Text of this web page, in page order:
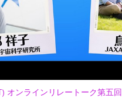
オンラインリレートーク第五回